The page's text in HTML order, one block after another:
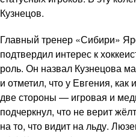
Кузнецов.
Главный тренер «Сибири»
подтвердил интерес к
роль. Он назвал Кузнецова
и отметил, что у Евгения, как
две стороны — игровая и
подчеркнул, что не верит
на то, что видит на льду.